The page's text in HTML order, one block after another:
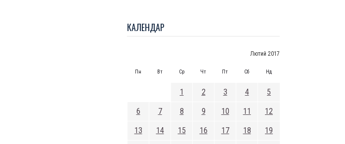
КАЛЕНДАР
Лютий 2017
Пн Вт Ср Чт Пт Сб Нд
1 2 3 4 5
6 7 8 9 10 11 12
13 14 15 16 17 18 19